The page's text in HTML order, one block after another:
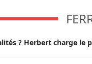
? Herbert charge le